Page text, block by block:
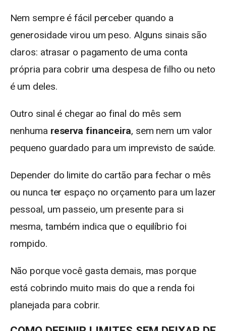
Nem sempre é fácil perceber quando a
generosidade virou um peso. Alguns sinais são
claros: atrasar o pagamento de uma conta
própria para cobrir uma despesa de filho ou neto
é um deles.
Outro sinal é chegar ao final do mês sem
nenhuma reserva financeira, sem nem um valor
pequeno guardado para um imprevisto de saúde.
Depender do limite do cartão para fechar o mês
ou nunca ter espaço no orçamento para um lazer
pessoal, um passeio, um presente para si
mesma, também indica que o equilíbrio foi
rompido.
Não porque você gasta demais, mas porque
está cobrindo muito mais do que a renda foi
planejada para cobrir.